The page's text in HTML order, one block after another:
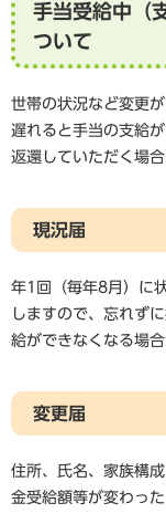
手当受給中（
ついて
世帯の状況など変更
遅れると手当の支給
返還していただく場
現況届
年1回（毎年8月）に
しますので、忘れず
給ができなくなる場
変更届
住所、氏名、家族構
金受給額等が変わっ